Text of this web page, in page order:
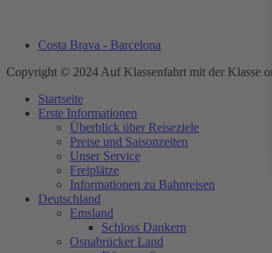
Costa Brava - Barcelona
Copyright © 2024 Auf Klassenfahrt mit der Klasse
Startseite
Erste Informationen
Überblick über Reiseziele
Preise und Saisonzeiten
Unser Service
Freiplätze
Informationen zu Bahnreisen
Deutschland
Emsland
Schloss Dankern
Osnabrücker Land